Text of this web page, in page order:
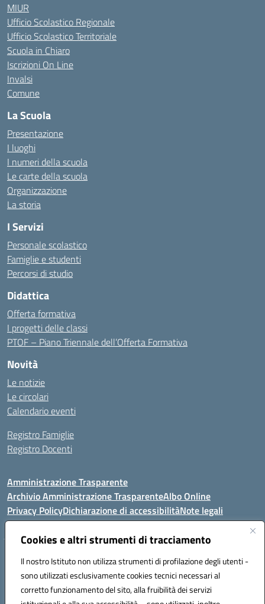
Cookies e altri strumenti di tracciamento
Il nostro Istituto non utilizza strumenti di profilazione degli utenti -
sono utilizzati esclusivamente cookies tecnici necessari al
corretto funzionamento del sito, alla fruibilità dei servizi
MIUR
Ufficio Scolastico Regionale
Ufficio Scolastico Territoriale
Scuola in Chiaro
Iscrizioni On Line
Invalsi
Comune
La Scuola
Presentazione
I luoghi
I numeri della scuola
Le carte della scuola
Organizzazione
La storia
I Servizi
Personale scolastico
Famiglie e studenti
Percorsi di studio
Didattica
Offerta formativa
I progetti delle classi
PTOF – Piano Triennale dell’Offerta Formativa
Novità
Le notizie
Le circolari
Calendario eventi
Registro Famiglie
Registro Docenti
Amministrazione Trasparente
Archivio Amministrazione TrasparenteAlbo Online
Privacy PolicyDichiarazione di accessibilitàNote legali
Istituto Comprensivo Statale
Via Cupa Campanariello, 5 - 80059, Torre del Greco (NA)
Tel. +39 0818834377 - Fax +39 0818834377 - Cod.Fisc. 95170530638